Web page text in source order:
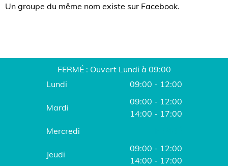
Un groupe du même nom existe sur Facebook.
FERMÉ : Ouvert Lundi à 09:00
Lundi
09:00 - 12:00
Mardi
09:00 - 12:00
14:00 - 17:00
Mercredi
Jeudi
09:00 - 12:00
14:00 - 17:00